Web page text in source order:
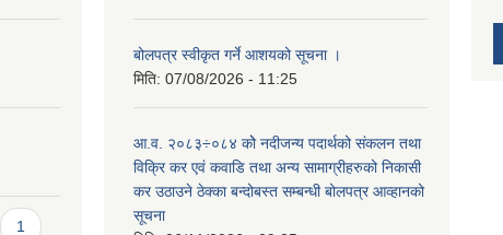
1
बोलपत्र स्वीकृत गर्ने आशयको सूचना ।
मिति: 07/08/2026 - 11:25
आ.व. २०८३÷०८४ कोे नदीजन्य पदार्थको संकलन तथा
विक्रि कर एवं कवाडि तथा अन्य सामाग्रीहरुको निकासी
कर उठाउने ठेक्का बन्दोबस्त सम्बन्धी बोलपत्र आव्हानको
सूचना